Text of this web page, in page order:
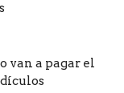
van a pagar el